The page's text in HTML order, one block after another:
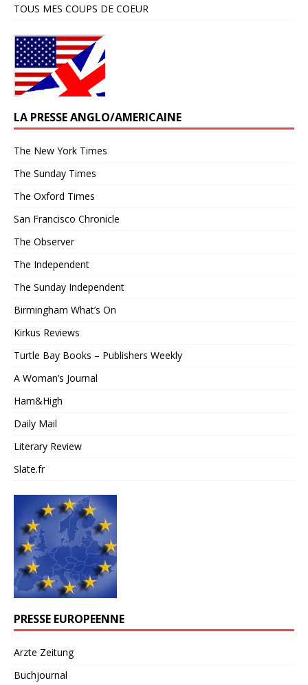
TOUS MES COUPS DE COEUR
LA PRESSE ANGLO/AMERICAINE
The New York Times
The Sunday Times
The Oxford Times
San Francisco Chronicle
The Observer
The Independent
The Sunday Independent
Birmingham What’s On
Kirkus Reviews
Turtle Bay Books – Publishers Weekly
A Woman’s Journal
Ham&High
Daily Mail
Literary Review
Slate.fr
PRESSE EUROPEENNE
Arzte Zeitung
Buchjournal